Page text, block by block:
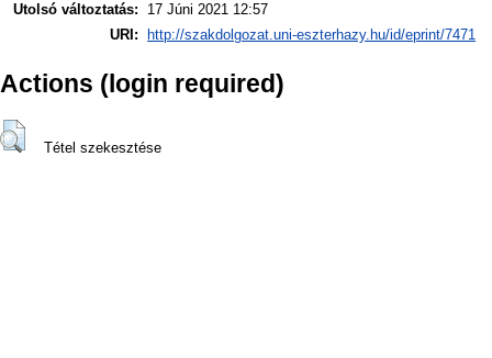
Utolsó változtatás:
17 Júni 2021 12:57
URI:
http://szakdolgozat.uni-eszterhazy.hu/id/eprint/7471
Actions (login required)
Tétel szekesztése